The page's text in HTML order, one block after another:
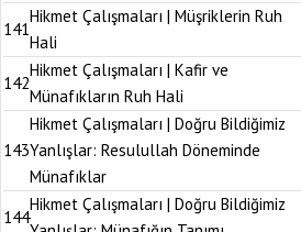
141
Hikmet Çalışmaları | Müşriklerin Ruh
Hali
142
Hikmet Çalışmaları | Kafir ve
Münafıkların Ruh Hali
143
Hikmet Çalışmaları | Doğru Bildiğimiz
Yanlışlar: Resulullah Döneminde
Münafıklar
144
Hikmet Çalışmaları | Doğru Bildiğimiz